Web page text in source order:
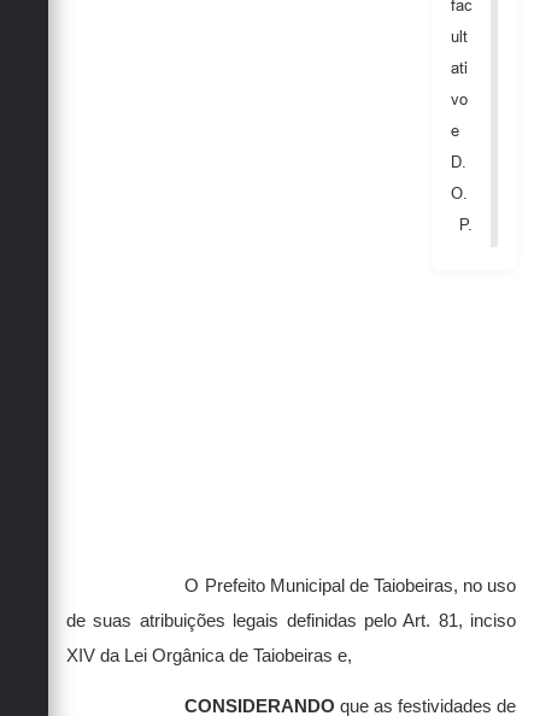
fac
ult
ati
vo
e
D.
O.
P.
O Prefeito Municipal de Taiobeiras, no uso
de suas atribuições legais definidas pelo Art. 81, inciso
XIV da Lei Orgânica de Taiobeiras e,
CONSIDERANDO que as festividades de